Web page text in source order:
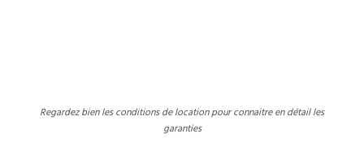
Regardez bien les conditions de location pour connaitre en détail les
garanties